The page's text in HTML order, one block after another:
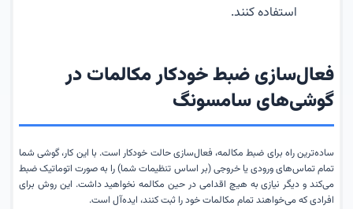
استفاده کنند.
فعال‌سازی ضبط خودکار مکالمات در
گوشی‌های سامسونگ
ساده‌ترین راه برای ضبط مکالمه، فعال‌سازی حالت خودکار است. با این کار، گوشی شما
تمام تماس‌های ورودی یا خروجی (بر اساس تنظیمات شما) را به صورت اتوماتیک ضبط
می‌کند و دیگر نیازی به هیچ اقدامی در حین مکالمه نخواهید داشت. این روش برای
افرادی که می‌خواهند تمام مکالمات خود را ثبت کنند، ایده‌آل است.